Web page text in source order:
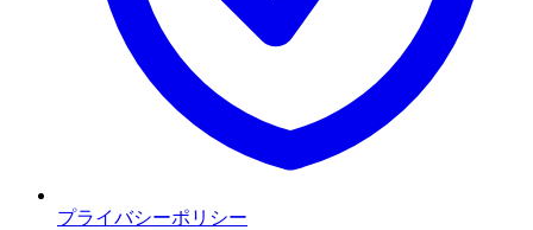
プライバシーポリシー